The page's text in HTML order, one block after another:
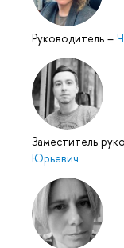
Руководитель –
Заместитель
Юрьевич